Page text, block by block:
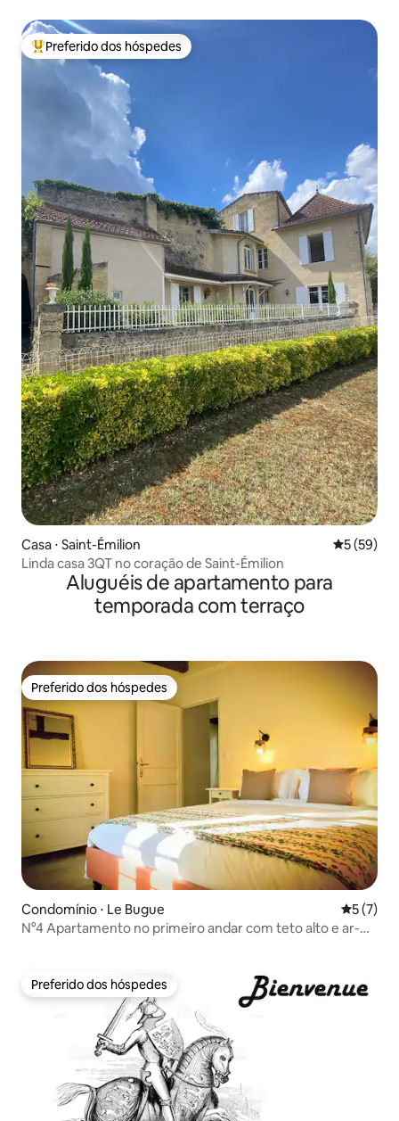
Entre os melhores preferidos dos hóspedes
Preferido dos hóspedes
Casa ⋅ Saint-Émilion 5 de uma
5 (59)
Linda casa 3QT no coração de Saint-Émilion
Aluguéis de apartamento para
temporada com terraço
Preferido dos hóspedes
Preferido dos hóspedes
Condomínio ⋅ Le Bugue 5 de
5 (7)
N°4 Apartamento no primeiro andar com teto alto e ar-
Preferido dos hóspedes
Preferido dos hóspedes